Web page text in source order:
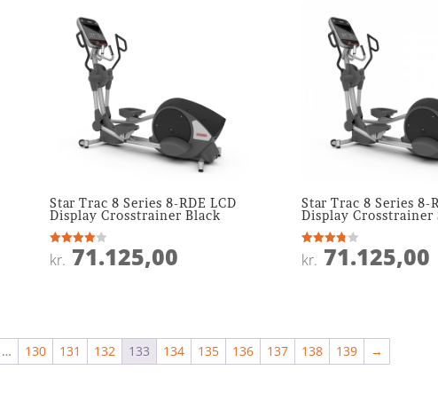
Star Trac 8 Series 8-RDE LCD
Display Crosstrainer Black
Vurderet
4
kr. 71.125,00
Star Trac 8 Series 8-
Display Crosstrainer
Vurderet
3.8
kr. 71.125,00
… 130 131 132 133 134 135 136 137 138 139 →